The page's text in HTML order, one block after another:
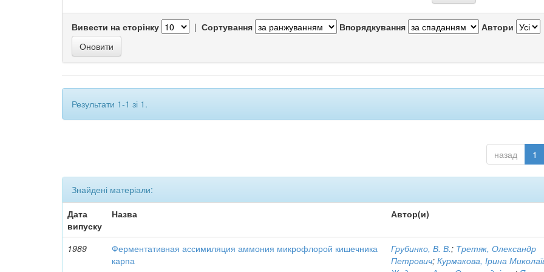
Вивести на сторінку | Сортування Впорядкування Автори
Результати 1-1 зі 1.
назад 1
Знайдені матеріали:
Дата
випуску
Назва Автор(и)
1989
Ферментативная ассимиляция аммония микрофлорой кишечника
карпа
Грубинко, В. В.; Третяк, Олександр
Петрович;Курмакова, Ірина